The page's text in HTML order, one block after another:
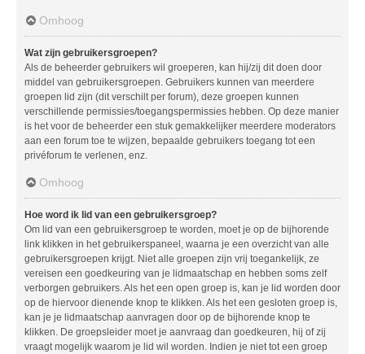
Omhoog
Wat zijn gebruikersgroepen?
Als de beheerder gebruikers wil groeperen, kan hij/zij dit doen door
middel van gebruikersgroepen. Gebruikers kunnen van meerdere
groepen lid zijn (dit verschilt per forum), deze groepen kunnen
verschillende permissies/toegangspermissies hebben. Op deze manier
is het voor de beheerder een stuk gemakkelijker meerdere moderators
aan een forum toe te wijzen, bepaalde gebruikers toegang tot een
privéforum te verlenen, enz.
Omhoog
Hoe word ik lid van een gebruikersgroep?
Om lid van een gebruikersgroep te worden, moet je op de bijhorende
link klikken in het gebruikerspaneel, waarna je een overzicht van alle
gebruikersgroepen krijgt. Niet alle groepen zijn vrij toegankelijk, ze
vereisen een goedkeuring van je lidmaatschap en hebben soms zelf
verborgen gebruikers. Als het een open groep is, kan je lid worden door
op de hiervoor dienende knop te klikken. Als het een gesloten groep is,
kan je je lidmaatschap aanvragen door op de bijhorende knop te
klikken. De groepsleider moet je aanvraag dan goedkeuren, hij of zij
vraagt mogelijk waarom je lid wil worden. Indien je niet tot een groep